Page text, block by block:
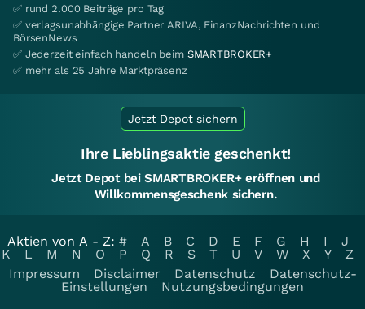
✅ rund 2.000 Beiträge pro Tag
✅ verlagsunabhängige Partner ARIVA, FinanzNachrichten und
BörsenNews
✅ Jederzeit einfach handeln beim SMARTBROKER+
✅ mehr als 25 Jahre Marktpräsenz
Jetzt Depot sichern
Ihre Lieblingsaktie geschenkt!
Jetzt Depot bei SMARTBROKER+ eröffnen und
Willkommensgeschenk sichern.
Aktien von A - Z: # A B C D E F G H I
J
K
L M N O P Q R S T U V W X Y
Z
Impressum
Disclaimer Datenschutz
Datenschutz-
Einstellungen
Nutzungsbedingungen